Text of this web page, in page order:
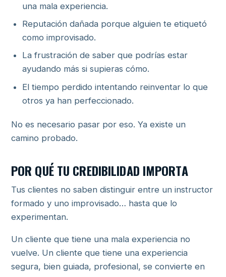
una mala experiencia.
Reputación dañada porque alguien te etiquetó
como improvisado.
La frustración de saber que podrías estar
ayudando más si supieras cómo.
El tiempo perdido intentando reinventar lo que
otros ya han perfeccionado.
No es necesario pasar por eso. Ya existe un
camino probado.
POR QUÉ TU CREDIBILIDAD IMPORTA
Tus clientes no saben distinguir entre un instructor
formado y uno improvisado… hasta que lo
experimentan.
Un cliente que tiene una mala experiencia no
vuelve. Un cliente que tiene una experiencia
segura, bien guiada, profesional, se convierte en